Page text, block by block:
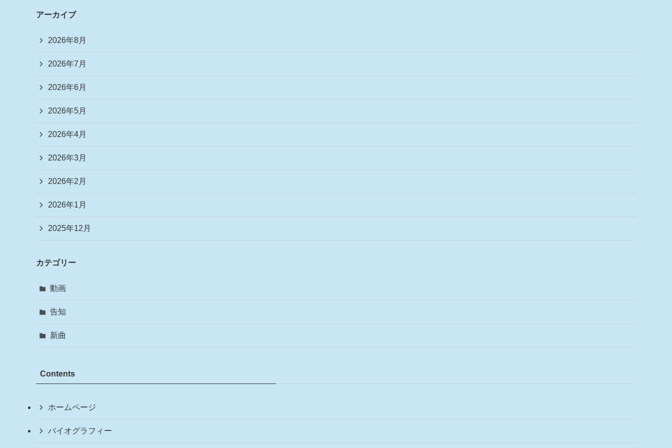
アーカイブ
2026年8月
2026年7月
2026年6月
2026年5月
2026年4月
2026年3月
2026年2月
2026年1月
2025年12月
カテゴリー
動画
告知
新曲
Contents
ホームページ
バイオグラフィー